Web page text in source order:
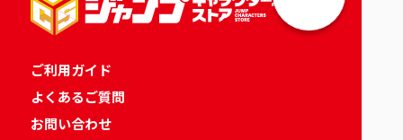
ご利用ガイド
よくあるご質問
お問い合わせ